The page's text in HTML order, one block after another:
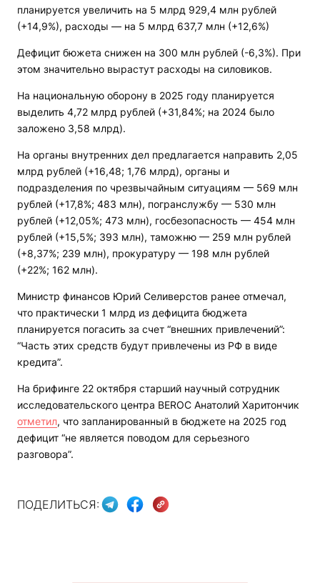
планируется увеличить на 5 млрд 929,4 млн рублей
(+14,9%), расходы — на 5 млрд 637,7 млн (+12,6%)
Дефицит бюжета снижен на 300 млн рублей (-6,3%). При
этом значительно вырастут расходы на силовиков.
На национальную оборону в 2025 году планируется
выделить 4,72 млрд рублей (+31,84%; на 2024 было
заложено 3,58 млрд).
На органы внутренних дел предлагается направить 2,05
млрд рублей (+16,48; 1,76 млрд), органы и
подразделения по чрезвычайным ситуациям — 569 млн
рублей (+17,8%; 483 млн), погранслужбу — 530 млн
рублей (+12,05%; 473 млн), госбезопасность — 454 млн
рублей (+15,5%; 393 млн), таможню — 259 млн рублей
(+8,37%; 239 млн), прокуратуру — 198 млн рублей
(+22%; 162 млн).
Министр финансов Юрий Селиверстов ранее отмечал,
что практически 1 млрд из дефицита бюджета
планируется погасить за счет “внешних привлечений”:
“Часть этих средств будут привлечены из РФ в виде
кредита”.
На брифинге 22 октября старший научный сотрудник
исследовательского центра BEROC Анатолий Харитончик
отметил, что запланированный в бюджете на 2025 год
дефицит “не является поводом для серьезного
разговора”.
ПОДЕЛИТЬСЯ: